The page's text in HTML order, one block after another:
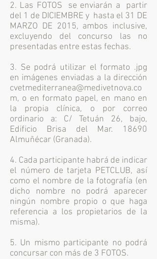
2. Las FOTOS se enviarán a partir
del 1 de DICIEMBRE y hasta el 31 DE
MARZO DE 2015, ambos inclusive,
excluyendo del concurso las no
presentadas entre estas fechas.
3. Se podrá utilizar el formato .jpg
en imágenes enviadas a la dirección
cvetmediterranea@medivetnova.co
m, o en formato papel, en mano en
la propia clínica, o por correo
ordinario a: C/ Tetuán 26, bajo,
Edificio Brisa del Mar. 18690
Almuñécar (Granada).
4. Cada participante habrá de indicar
el número de tarjeta PETCLUB, así
como el nombre de la fotografía (en
dicho nombre no podrá aparecer
ningún nombre propio o que haga
referencia a los propietarios de la
misma).
5. Un mismo participante no podrá
concursar con más de 3 FOTOS.